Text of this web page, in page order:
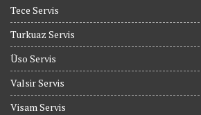
Tece Servis
Turkuaz Servis
Üso Servis
Valsir Servis
Visam Servis